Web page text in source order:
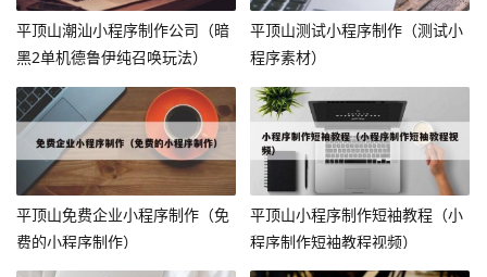
平顶山潮汕小程序制作公司（暗
黑2单机德鲁伊纯召唤玩法）
平顶山测试小程序制作（测试小
程序素材）
平顶山免费企业小程序制作（免
费的小程序制作）
平顶山小程序制作短袖教程（小
程序制作短袖教程视频）